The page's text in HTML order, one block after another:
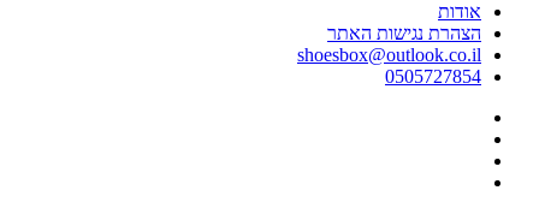
אודות
הצהרת נגישות האתר
shoesbox@outlook.co.il
0505727854